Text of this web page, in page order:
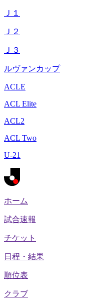
Ｊ１
Ｊ２
Ｊ３
ルヴァンカップ
ACLE
ACL Elite
ACL2
ACL Two
U-21
ホーム
試合速報
チケット
日程・結果
順位表
クラブ